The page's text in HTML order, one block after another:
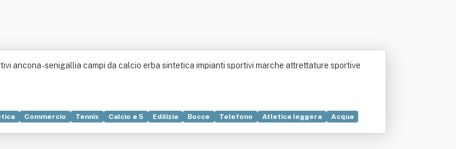
ancona - senigallia campi da calcio erba sintetica impianti sportivi marche attrettature sportive
Commercio Tennis Calcio a 5 Edilizia Bocce Telefono Atletica leggera
Acqua